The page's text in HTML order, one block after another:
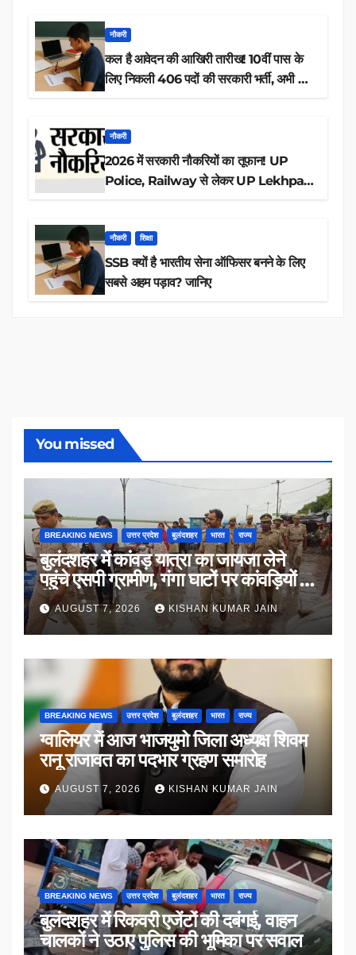
नौकरी
कल है आवेदन की आखिरी तारीख! 10वीं पास के
लिए निकली 406 पदों की सरकारी भर्ती, अभी करें
नौकरी
2026 में सरकारी नौकरियों का तूफान! UP
Police, Railway से लेकर UP Lekhpal
नौकरी शिक्षा
SSB क्यों है भारतीय सेना ऑफिसर बनने के लिए
सबसे अहम पड़ाव? जानिए
You missed
BREAKING NEWS उत्तर प्रदेश बुलंदशहर भारत राज्य
बुलंदशहर में कांवड़ यात्रा का जायजा लेने
पहुंचे एसपी ग्रामीण, गंगा घाटों पर कांवड़ियों से
किया संवाद
AUGUST 7, 2026 KISHAN KUMAR JAIN
BREAKING NEWS उत्तर प्रदेश बुलंदशहर भारत राज्य
ग्वालियर में आज भाजयुमो जिला अध्यक्ष शिवम
रानू राजावत का पदभार ग्रहण समारोह
AUGUST 7, 2026 KISHAN KUMAR JAIN
BREAKING NEWS उत्तर प्रदेश बुलंदशहर भारत राज्य
बुलंदशहर में रिकवरी एजेंटों की दबंगई, वाहन
चालकों ने उठाए पुलिस की भूमिका पर सवाल